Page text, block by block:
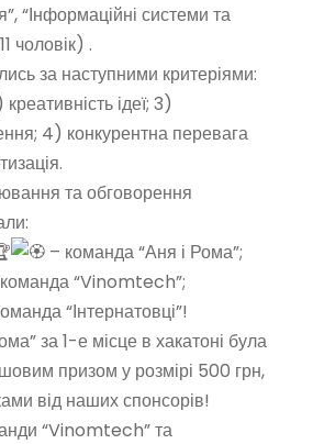
“Інформаційні системи та
чоловік) .
за наступними критеріями:
ідеї; 3)
4) конкурентна перевага
та обговорення
– команда “Аня і Рома”;
“Vinomtech”;
“Інтернатовці”!
за 1-е місце в хакатоні була
призом у розмірі 500 грн,
від наших спонсорів!
“Vinomtech” та